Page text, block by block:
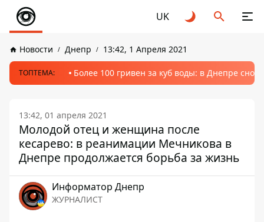
UK
Новости Днепр 13:42, 1 Апреля 2021
ТОПТЕМА: Более 100 гривен за куб воды: в Днепре
13:42, 01 апреля 2021
Молодой отец и женщина после
кесарево: в реанимации Мечникова в
Днепре продолжается борьба за жизнь
Информатор Днепр
ЖУРНАЛИСТ